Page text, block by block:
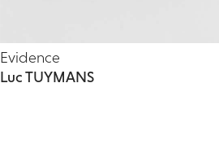
Evidence
Luc TUYMANS